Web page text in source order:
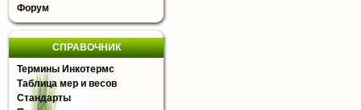
Форум
СПРАВОЧНИК
Термины Инкотермс
Таблица мер и весов
Стандарты